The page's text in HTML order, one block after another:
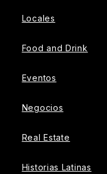
Locales
Food and Drink
Eventos
Negocios
Real Estate
Historias Latinas